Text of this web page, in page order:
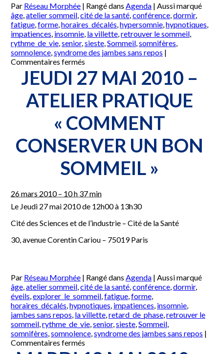
Par Réseau Morphée | Rangé dans Agenda | Aussi marqué
âge,atelier sommeil,cité de la santé,conférence,dormir,
fatigue,forme,horaires_décalés,hypersomnie,hypnotiques,
impatiences, insomnie, la villette,retrouver le sommeil,
rythme_de_vie,senior,sieste,Sommeil,somnifères,
somnolence,syndrome des jambes sans repos |
Commentaires fermés
Mardi
15
2010
–
Atelier
pratique
conserver
un
bon
sommeil »
JEUDI 27 MAI 2010 –
ATELIER PRATIQUE
« COMMENT
CONSERVER UN BON
SOMMEIL »
26 mars 2010 – 10 h 37 min
Le Jeudi 27 mai 2010 de 12h00 à 13h30
Cité des Sciences et de l’industrie – Cité de la Santé
30, avenue Corentin Cariou – 75019 Paris
Par Réseau Morphée | Rangé dans Agenda | Aussi marqué
âge,atelier sommeil,cité de la santé,conférence,dormir,
éveils,explorer_le_sommeil,fatigue,forme,
horaires_décalés,hypnotiques, impatiences, insomnie,
jambes sans repos, la villette,retard_de_phase,retrouver le
sommeil,rythme_de_vie,senior,sieste,Sommeil,
somnifères,somnolence,syndrome des jambes sans repos |
Commentaires fermés
Jeudi